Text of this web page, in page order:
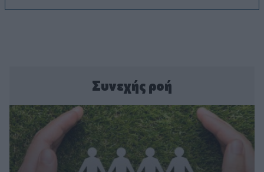
Συνεχής ροή